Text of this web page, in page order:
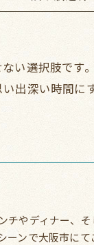
い選択肢で
出深い時間
チやディナー、
ンで大阪市にて